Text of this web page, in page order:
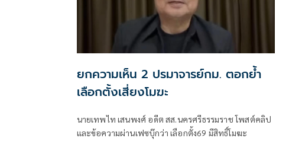
ยกความเห็น 2 ปรมาจารย์กม. ตอกย้ำ
เลือกตั้งเสี่ยงโมฆะ
นายเทพไท เสนพงศ์ อดีต สส.นครศรีธรรมราช โพสต์คลิป
และข้อความผ่านเฟซบุ๊กว่า เลือกตั้ง69 มีสิทธิ์โมฆะ